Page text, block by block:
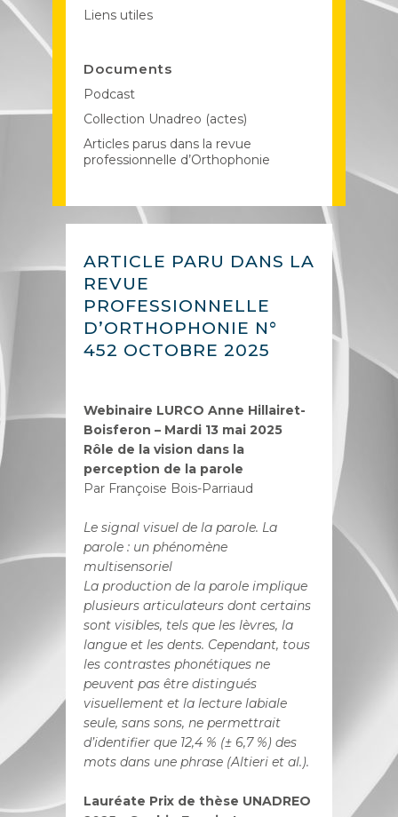
Liens utiles
Documents
Podcast
Collection Unadreo (actes)
Articles parus dans la revue
professionnelle d’Orthophonie
ARTICLE PARU DANS LA
REVUE
PROFESSIONNELLE
D’ORTHOPHONIE N°
452 OCTOBRE 2025
Webinaire LURCO Anne Hillairet-
Boisferon – Mardi 13 mai 2025
Rôle de la vision dans la
perception de la parole
Par Françoise Bois-Parriaud
Le signal visuel de la parole. La
parole : un phénomène
multisensoriel
La production de la parole implique
plusieurs articulateurs dont certains
sont visibles, tels que les lèvres, la
langue et les dents. Cependant, tous
les contrastes phonétiques ne
peuvent pas être distingués
visuellement et la lecture labiale
seule, sans sons, ne permettrait
d’identifier que 12,4 % (± 6,7 %) des
mots dans une phrase (Altieri et al.).
Lauréate Prix de thèse UNADREO